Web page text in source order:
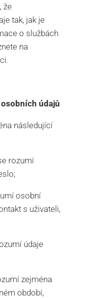
že
tak, jak je
o službách
na
údajů
následující
rozumí
osobní
s uživateli,
údaje
zejména
období,